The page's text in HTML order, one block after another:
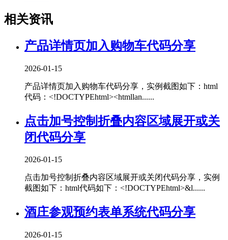
相关资讯
产品详情页加入购物车代码分享
2026-01-15
产品详情页加入购物车代码分享，实例截图如下：html
代码：<!DOCTYPEhtml><htmllan......
点击加号控制折叠内容区域展开或关
闭代码分享
2026-01-15
点击加号控制折叠内容区域展开或关闭代码分享，实例
截图如下：html代码如下：<!DOCTYPEhtml>&l......
酒庄参观预约表单系统代码分享
2026-01-15